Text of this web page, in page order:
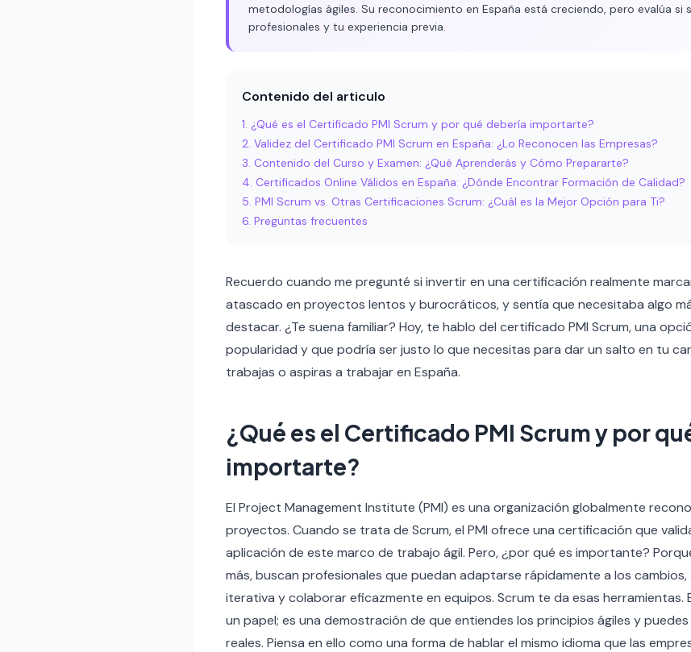
metodologías ágiles. Su reconocimiento en España está creciendo, pero evalúa si
profesionales y tu experiencia previa.
Contenido del articulo
¿Qué es el Certificado PMI Scrum y por qué debería importarte?
Validez del Certificado PMI Scrum en España: ¿Lo Reconocen las Empresas?
Contenido del Curso y Examen: ¿Qué Aprenderás y Cómo Prepararte?
Certificados Online Válidos en España: ¿Dónde Encontrar Formación de Calidad?
PMI Scrum vs. Otras Certificaciones Scrum: ¿Cuál es la Mejor Opción para Ti?
Preguntas frecuentes
Recuerdo cuando me pregunté si invertir en una certificación realmente
atascado en proyectos lentos y burocráticos, y sentía que necesitaba algo
destacar. ¿Te suena familiar? Hoy, te hablo del certificado PMI Scrum, una
popularidad y que podría ser justo lo que necesitas para dar un salto en tu
trabajas o aspiras a trabajar en España.
¿Qué es el Certificado PMI Scrum y por
importarte?
El Project Management Institute (PMI) es una organización globalmente
proyectos. Cuando se trata de Scrum, el PMI ofrece una certificación que
aplicación de este marco de trabajo ágil. Pero, ¿por qué es importante?
más, buscan profesionales que puedan adaptarse rápidamente a los
iterativa y colaborar eficazmente en equipos. Scrum te da esas
un papel; es una demostración de que entiendes los principios ágiles y
reales. Piensa en ello como una forma de hablar el mismo idioma que las